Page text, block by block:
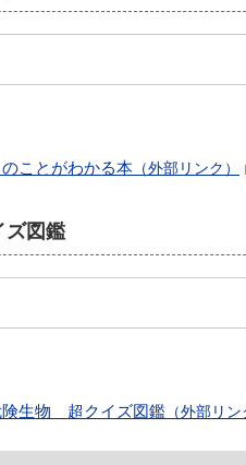
ことがわかる本 （外部リンク）
図鑑
生物 超クイズ図鑑 （外部リ